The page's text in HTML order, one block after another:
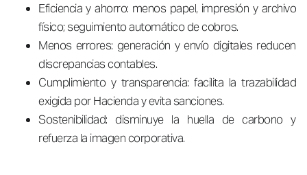
Eficiencia y ahorro: menos papel, impresión y archivo
físico; seguimiento automático de cobros.
Menos errores: generación y envío digitales reducen
discrepancias contables.
Cumplimiento y transparencia: facilita la trazabilidad
exigida por Hacienda y evita sanciones.
Sostenibilidad: disminuye la huella de carbono y
refuerza la imagen corporativa.